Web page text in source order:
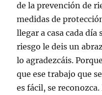
de la prevención de
medidas de
llegar a casa cada
riesgo le deis un
lo agradezcáis.
que ese trabajo que
es fácil, se